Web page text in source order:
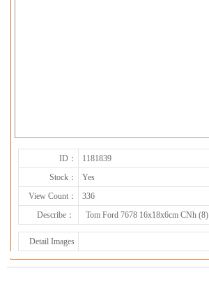
ID： 1181839
Stock：
Yes
View Count：
336
Describe：
Tom Ford 7678 16x18x6cm CNh (8)
Detail Images